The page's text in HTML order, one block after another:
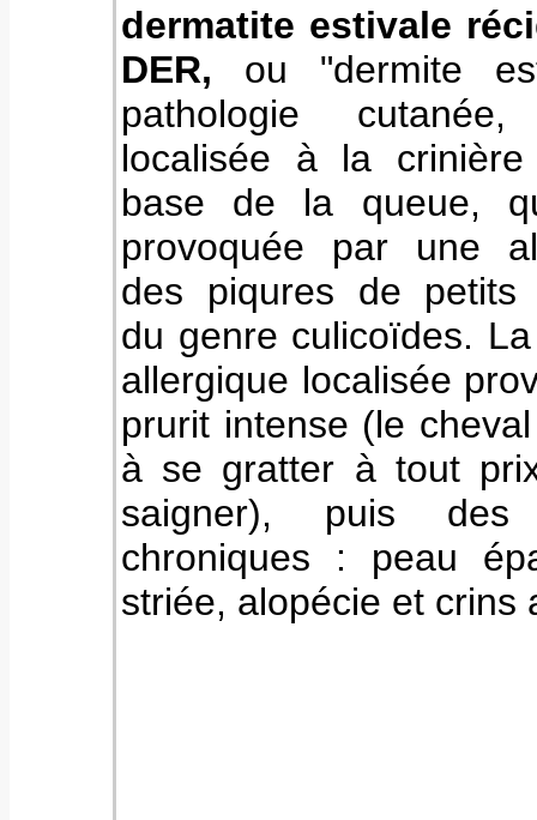
dermatite estivale
DER, ou "dermite
pathologie
localisée à la
base de la queue,
provoquée par une
des piqures de petits
du genre culicoïdes.
allergique localisée
prurit intense (le
à se gratter à tout
saigner), puis des
chroniques : peau
striée, alopécie et crins